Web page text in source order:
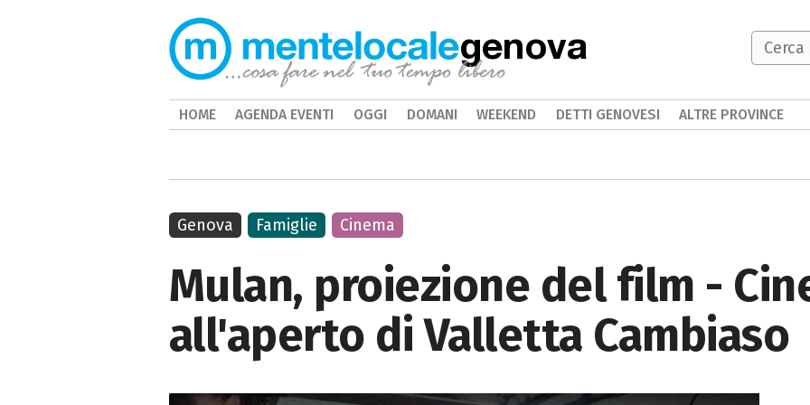
Mulan, proiezione del film -
all'aperto di Valletta Cambiaso
Genova Famiglie Cinema
genova
HOME AGENDA EVENTI OGGI DOMANI WEEKEND DETTI GENOVESI ALTRE PROVINCE